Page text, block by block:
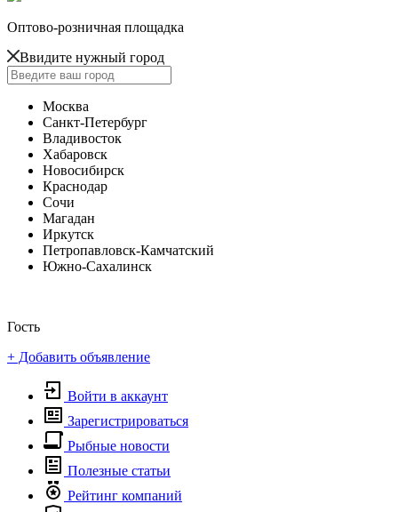
Оптово-розничная площадка
Ввидите нужный город
Москва
Санкт-Петербург
Владивосток
Хабаровск
Новосибирск
Краснодар
Сочи
Магадан
Иркутск
Петропавловск-Камчатский
Южно-Сахалинск
Гость
+ Добавить объявление
Войти в аккаунт
Зарегистрироваться
Рыбные новости
Полезные статьи
Рейтинг компаний